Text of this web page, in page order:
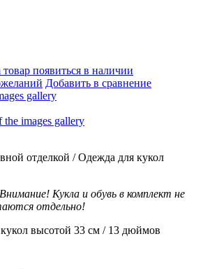
появиться в наличии
Добавить в сравнение
gallery
images gallery
отделкой / Одежда для кукол
Внимание! Кукла и обувь в комплект не
отдельно!
высотой 33 см / 13 дюймов